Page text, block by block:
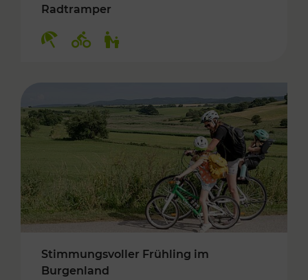
Radtramper
Stimmungsvoller Frühling im
Burgenland